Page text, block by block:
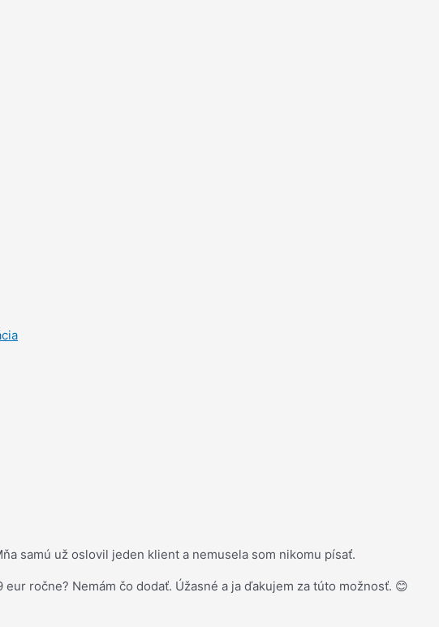
samú už oslovil jeden klient a nemusela som nikomu písať.
ročne? Nemám čo dodať. Úžasné a ja ďakujem za túto možnosť. 😊